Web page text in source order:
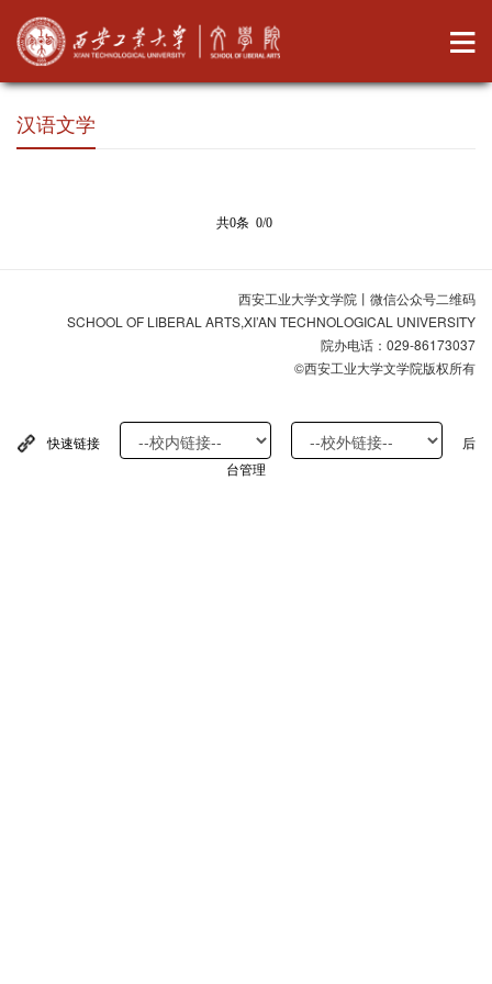
汉语文学
共0条 0/0
西安工业大学文学院丨微信公众号二维码
SCHOOL OF LIBERAL ARTS,XI’AN TECHNOLOGICAL UNIVERSITY
院办电话：029-86173037
©西安工业大学文学院版权所有
快速链接
后
台管理